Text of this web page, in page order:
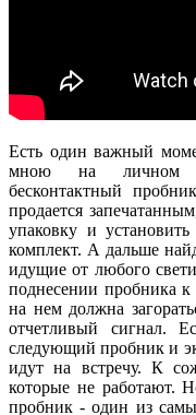
Есть один важный
мною на личном
бесконтактный
продается
упаковку и
комплект. А дальше
идущие от любого
поднесении пробника к
на нем должна
отчетливый сигнал.
следующий пробник и
идут на встречу. К
которые не работают.
пробник - один из